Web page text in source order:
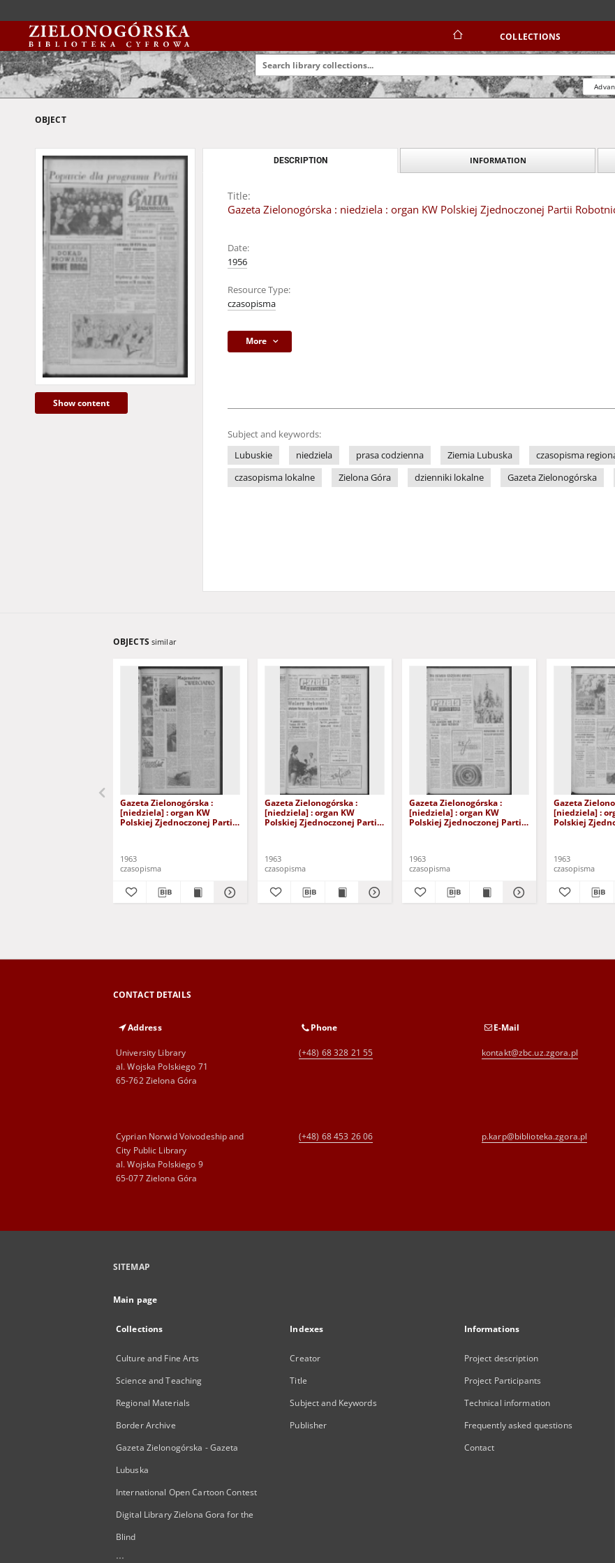
COLLECTIONS
OBJECT
Show content
DESCRIPTION INFORMATION
Title:
Gazeta Zielonogórska : niedziela : organ KW Polskiej Zjednoczonej Partii
Date:
1956
Resource Type:
czasopisma
More
Subject and keywords:
Lubuskie
niedziela prasa codzienna Ziemia Lubuska czasopisma
czasopisma lokalne
Zielona Góra dzienniki lokalne Gazeta Zielonogórska
OBJECTS similar
Gazeta Zielonogórska :
[niedziela] : organ KW
Polskiej Zjednoczonej Partii
1963
czasopisma
Gazeta Zielonogórska :
[niedziela] : organ KW
Polskiej Zjednoczonej Partii
1963
czasopisma
Gazeta Zielonogórska :
[niedziela] : organ KW
Polskiej Zjednoczonej Partii
1963
czasopisma
Gazeta
[niedziela] :
Polskiej
1963
czasopisma
CONTACT DETAILS
Address
University Library
al. Wojska Polskiego 71
65-762 Zielona Góra
Phone
(+48) 68 328 21 55
E-Mail
kontakt@zbc.uz.zgora.pl
Cyprian Norwid Voivodeship and
City Public Library
al. Wojska Polskiego 9
65-077 Zielona Góra
(+48) 68 453 26 06 p.karp@biblioteka.zgora.pl
SITEMAP
Main page
Collections
Culture and Fine Arts
Science and Teaching
Regional Materials
Border Archive
Gazeta Zielonogórska - Gazeta
Lubuska
International Open Cartoon Contest
Digital Library Zielona Gora for the
Blind
...
Indexes
Creator
Title
Subject and Keywords
Publisher
Informations
Project description
Project Participants
Technical information
Frequently asked questions
Contact